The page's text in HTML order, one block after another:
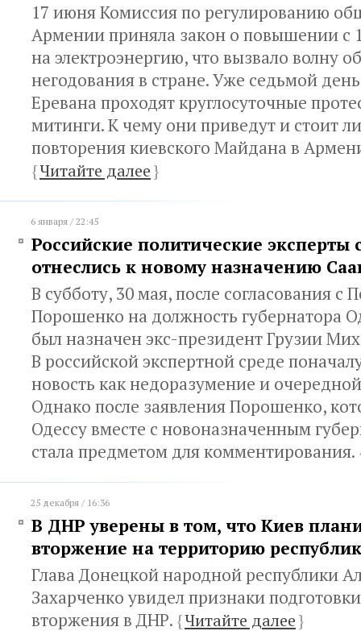
17 июня Комиссия по регулированию
Армении приняла закон о повышении с
на электроэнергию, что вызвало волну
негодования в стране. Уже седьмой
Еревана проходят круглосуточные
митинги. К чему они приведут и стоит
повторения киевского Майдана в
{Читайте далее}
6 января / 22:45
Российские политические эксперты
отнеслись к новому назначению
В субботу, 30 мая, после согласования с
Порошенко на должность губернатора
был назначен экс-президент Грузии
В российской экспертной среде
новость как недоразумение и
Однако после заявления Порошенко,
Одессу вместе с новоназначенным
стала предметом для комментирования.
25 декабря / 16:36
В ДНР уверены в том, что Киев
вторжение на территорию
Глава Донецкой народной республики
Захарченко увидел признаки
вторжения в ДНР. {Читайте далее}